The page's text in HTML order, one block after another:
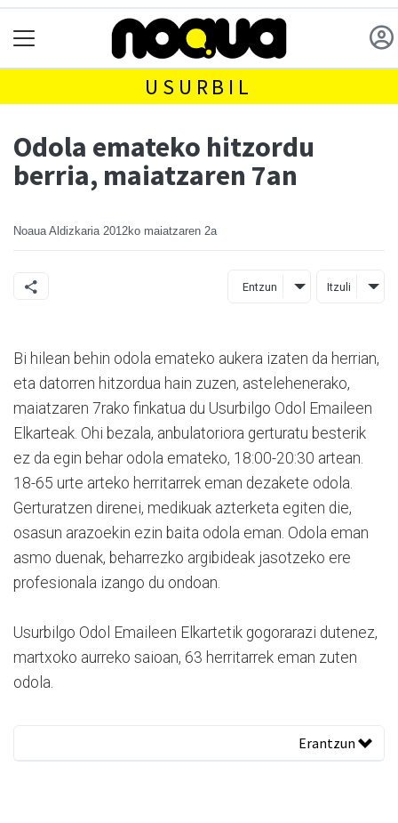
USURBIL
Odola emateko hitzordu
berria, maiatzaren 7an
Noaua Aldizkaria 2012ko maiatzaren 2a
Entzun Itzuli
Bi hilean behin odola emateko aukera izaten da herrian,
eta datorren hitzordua hain zuzen, astelehenerako,
maiatzaren 7rako finkatua du Usurbilgo Odol Emaileen
Elkarteak. Ohi bezala, anbulatoriora gerturatu besterik
ez da egin behar odola emateko, 18:00-20:30 artean.
18-65 urte arteko herritarrek eman dezakete odola.
Gerturatzen direnei, medikuak azterketa egiten die,
osasun arazoekin ezin baita odola eman. Odola eman
asmo duenak, beharrezko argibideak jasotzeko ere
profesionala izango du ondoan.
Usurbilgo Odol Emaileen Elkartetik gogorarazi dutenez,
martxoko aurreko saioan, 63 herritarrek eman zuten
odola.
Erantzun